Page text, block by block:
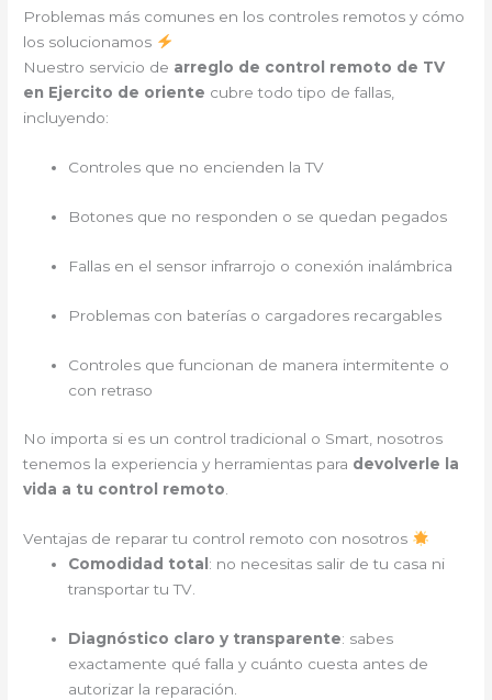
Problemas más comunes en los controles remotos y cómo
los solucionamos
Nuestro servicio de arreglo de control remoto de TV
en Ejercito de oriente cubre todo tipo de fallas,
incluyendo:
Controles que no encienden la TV
Botones que no responden o se quedan pegados
Fallas en el sensor infrarrojo o conexión inalámbrica
Problemas con baterías o cargadores recargables
Controles que funcionan de manera intermitente o
con retraso
No importa si es un control tradicional o Smart, nosotros
tenemos la experiencia y herramientas para devolverle la
vida a tu control remoto.
Ventajas de reparar tu control remoto con nosotros
Comodidad total : no necesitas salir de tu casa ni
transportar tu TV.
Diagnóstico claro y transparente: sabes
exactamente qué falla y cuánto cuesta antes de
autorizar la reparación.